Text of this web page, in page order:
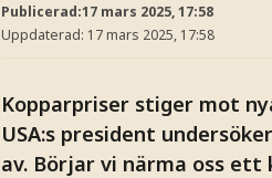
Publicerad:17 mars 2025, 17:58
Uppdaterad: 17 mars 2025, 17:58
Kopparpriser stiger mot
USA:s president
av. Börjar vi närma oss ett